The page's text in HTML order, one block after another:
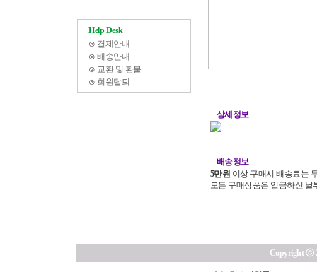
Help Desk
⊙ 결제안내
⊙배송안내
⊙ 교환 및 환불
⊙ 회원탈퇴
상세정보
배송정보
5만원 이상 구매시 배송료는
모든 구매상품은 입금하신 날
Copyright ⓒ